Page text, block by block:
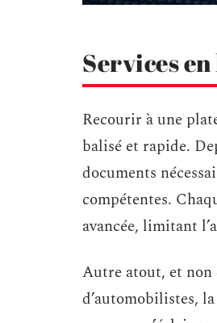
Services
Recourir à une
balisé et rapide.
documents
compétentes.
avancée, limitant
Autre atout, et non
d’automobilistes,